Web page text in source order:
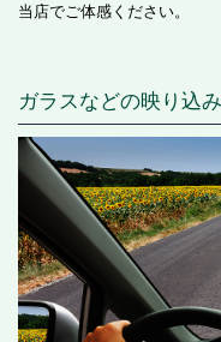
当店でご体感ください。
ガラスなどの映り込